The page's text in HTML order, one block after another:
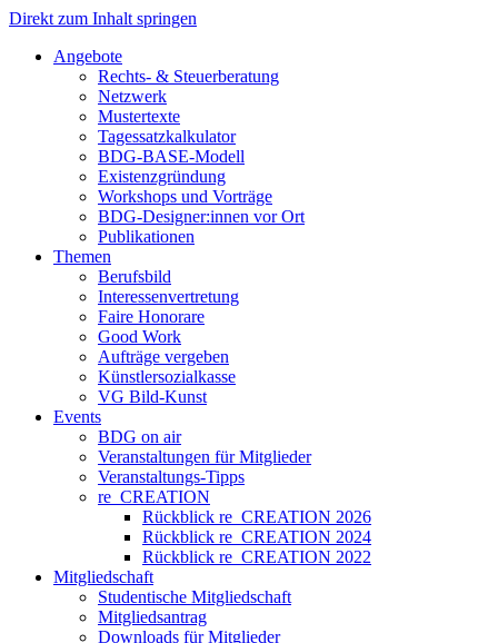
Direkt zum Inhalt springen
Angebote
Rechts- & Steuerberatung
Netzwerk
Mustertexte
Tagessatzkalkulator
BDG-BASE-Modell
Existenzgründung
Workshops und Vorträge
BDG-Designer:innen vor Ort
Publikationen
Themen
Berufsbild
Interessenvertretung
Faire Honorare
Good Work
Aufträge vergeben
Künstlersozialkasse
VG Bild-Kunst
Events
BDG on air
Veranstaltungen für Mitglieder
Veranstaltungs-Tipps
re_CREATION
Rückblick re_CREATION 2026
Rückblick re_CREATION 2024
Rückblick re_CREATION 2022
Mitgliedschaft
Studentische Mitgliedschaft
Mitgliedsantrag
Downloads für Mitglieder